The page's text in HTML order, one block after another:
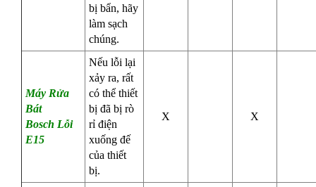
bị bẩn, hãy
làm sạch
chúng.
Máy Rửa
Bát
Bosch Lỗi
E15
Nếu lỗi lại
xảy ra, rất
có thể thiết
bị đã bị rò
rỉ điện
xuống đế
của thiết
bị.
X X